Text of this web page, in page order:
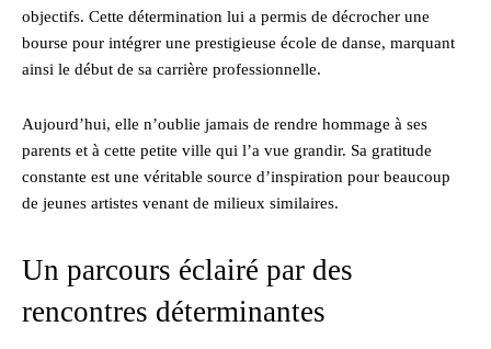
objectifs. Cette détermination lui a permis de décrocher une
bourse pour intégrer une prestigieuse école de danse, marquant
ainsi le début de sa carrière professionnelle.
Aujourd’hui, elle n’oublie jamais de rendre hommage à ses
parents et à cette petite ville qui l’a vue grandir. Sa gratitude
constante est une véritable source d’inspiration pour beaucoup
de jeunes artistes venant de milieux similaires.
Un parcours éclairé par des
rencontres déterminantes